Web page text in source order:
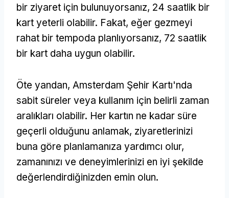
bir ziyaret için bulunuyorsanız, 24 saatlik bir
kart yeterli olabilir. Fakat, eğer gezmeyi
rahat bir tempoda planlıyorsanız, 72 saatlik
bir kart daha uygun olabilir.
Öte yandan, Amsterdam Şehir Kartı'nda
sabit süreler veya kullanım için belirli zaman
aralıkları olabilir. Her kartın ne kadar süre
geçerli olduğunu anlamak, ziyaretlerinizi
buna göre planlamanıza yardımcı olur,
zamanınızı ve deneyimlerinizi en iyi şekilde
değerlendirdiğinizden emin olun.